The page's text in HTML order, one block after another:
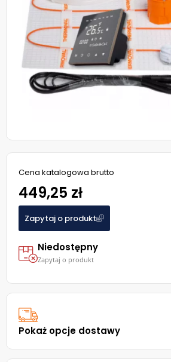
Cena katalogowa brutto
449,25 zł
Zapytaj o produkt
Niedostępny
Zapytaj o produkt
Pokaż opcje dostawy